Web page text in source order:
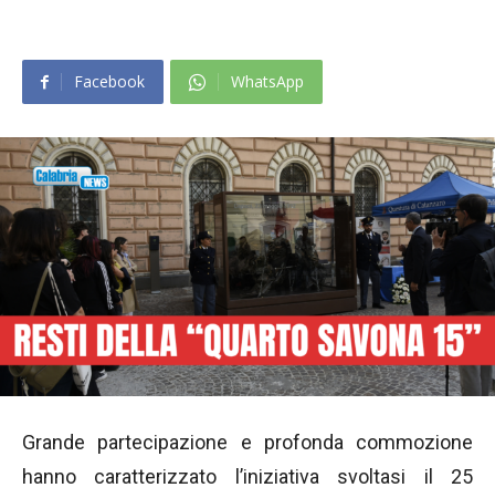
Facebook WhatsApp
Grande partecipazione e profonda commozione
hanno caratterizzato l’iniziativa svoltasi il 25